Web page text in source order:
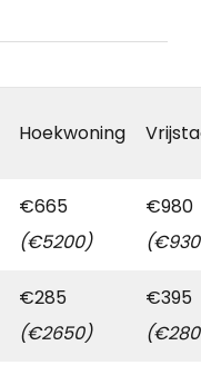
Hoekwoning
€665
(€5200)
€980
€285
(€2650)
€395